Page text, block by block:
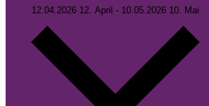
12.04.2026 12. April - 10.05.2026 10. Mai